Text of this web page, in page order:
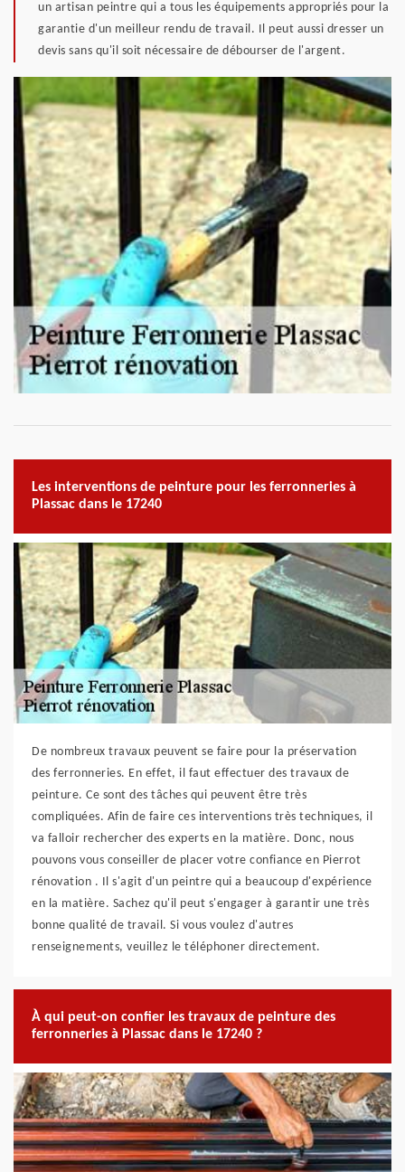
un artisan peintre qui a tous les équipements appropriés pour la
garantie d'un meilleur rendu de travail. Il peut aussi dresser un
devis sans qu'il soit nécessaire de débourser de l'argent.
Les interventions de peinture pour les ferronneries à
Plassac dans le 17240
De nombreux travaux peuvent se faire pour la préservation
des ferronneries. En effet, il faut effectuer des travaux de
peinture. Ce sont des tâches qui peuvent être très
compliquées. Afin de faire ces interventions très techniques, il
va falloir rechercher des experts en la matière. Donc, nous
pouvons vous conseiller de placer votre confiance en Pierrot
rénovation . Il s'agit d'un peintre qui a beaucoup d'expérience
en la matière. Sachez qu'il peut s'engager à garantir une très
bonne qualité de travail. Si vous voulez d'autres
renseignements, veuillez le téléphoner directement.
À qui peut-on confier les travaux de peinture des
ferronneries à Plassac dans le 17240 ?